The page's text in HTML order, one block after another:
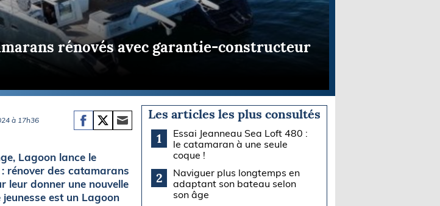
rénovés avec garantie-constructeur
à 17h36
Lagoon lance le
rénover des catamarans
leur donner une nouvelle
est un Lagoon
Les articles les plus consultés
1
Essai Jeanneau Sea Loft 480 :
le catamaran à une seule
coque !
2
Naviguer plus longtemps en
adaptant son bateau selon
son âge